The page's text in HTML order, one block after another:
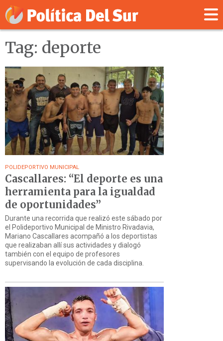
Tag: deporte
POLIDEPORTIVO MUNICIPAL
Cascallares: “El deporte es una
herramienta para la igualdad
de oportunidades”
Durante una recorrida que realizó este sábado por
el Polideportivo Municipal de Ministro Rivadavia,
Mariano Cascallares acompañó a los deportistas
que realizaban allí sus actividades y dialogó
también con el equipo de profesores
supervisando la evolución de cada disciplina.